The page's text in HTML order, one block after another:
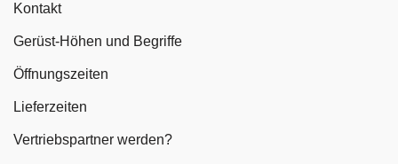
Kontakt
Gerüst-Höhen und Begriffe
Öffnungszeiten
Lieferzeiten
Vertriebspartner werden?